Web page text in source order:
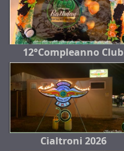
12°Compleanno Club
Cialtroni 2026